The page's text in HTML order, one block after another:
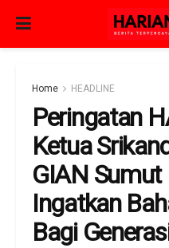
Home HEADLINE
Peringatan
Ketua
GIAN Sumut
Ingatkan
Bagi